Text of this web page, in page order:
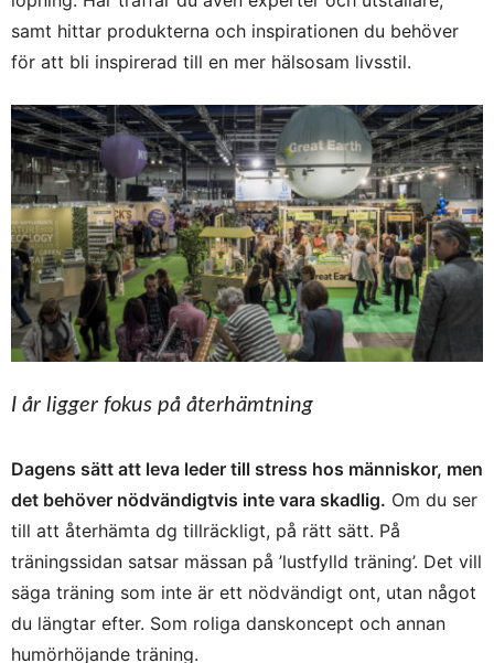
samt hittar produkterna och inspirationen du behöver
för att bli inspirerad till en mer hälsosam livsstil.
I år ligger fokus på återhämtning
Dagens sätt att leva leder till stress hos människor, men
det behöver nödvändigtvis inte vara skadlig. Om du ser
till att återhämta dg tillräckligt, på rätt sätt. På
träningssidan satsar mässan på ’lustfylld träning’. Det vill
säga träning som inte är ett nödvändigt ont, utan något
du längtar efter. Som roliga danskoncept och annan
humörhöjande träning.